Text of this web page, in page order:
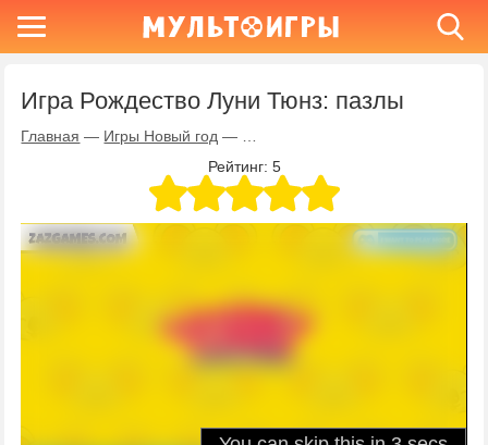
Игра Рождество Луни Тюнз: пазлы
Главная — Игры Новый год —
Рейтинг: 5